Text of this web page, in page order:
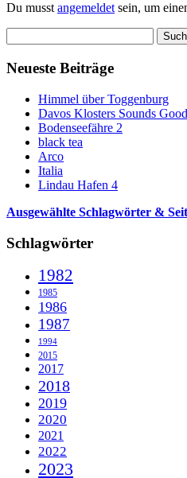
Du musstangemeldetsein, um
nach:
Neueste Beiträge
Himmel über Toggenburg
Davos Klosters Sounds Good
Bodenseefähre 2
black tea
Arco
Italia
Lindau Hafen 4
Ausgewählte Schlagwörter &
Schlagwörter
1982
1985
1986
1987
1994
2015
2017
2018
2019
2020
2021
2022
2023